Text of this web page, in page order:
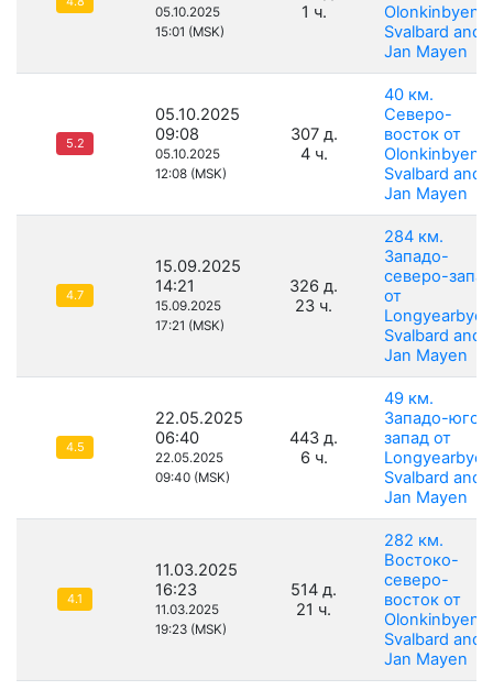
05.10.2025
15:01 (MSK)
1 ч.
Olonkinbyen,
Svalbard and
Jan Mayen
5.2
05.10.2025
09:08
05.10.2025
12:08 (MSK)
307 д.
4 ч.
40 км.
Северо-
восток от
Olonkinbyen,
Svalbard and
Jan Mayen
4.7
15.09.2025
14:21
15.09.2025
17:21 (MSK)
326 д.
23 ч.
284 км.
Западо-
северо-запад
от
Svalbard and
Jan Mayen
4.5
22.05.2025
06:40
22.05.2025
09:40 (MSK)
443 д.
6 ч.
49 км.
Западо-юго-
запад от
Svalbard and
Jan Mayen
4.1
11.03.2025
16:23
11.03.2025
19:23 (MSK)
514 д.
21 ч.
282 км.
Востоко-
северо-
восток от
Olonkinbyen,
Svalbard and
Jan Mayen